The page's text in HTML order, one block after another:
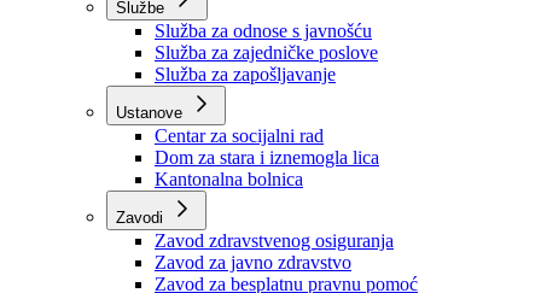
Organizacije
Službe
Služba za odnose s javnošću
Služba za zajedničke poslove
Služba za zapošljavanje
Ustanove
Centar za socijalni rad
Dom za stara i iznemogla lica
Kantonalna bolnica
Zavodi